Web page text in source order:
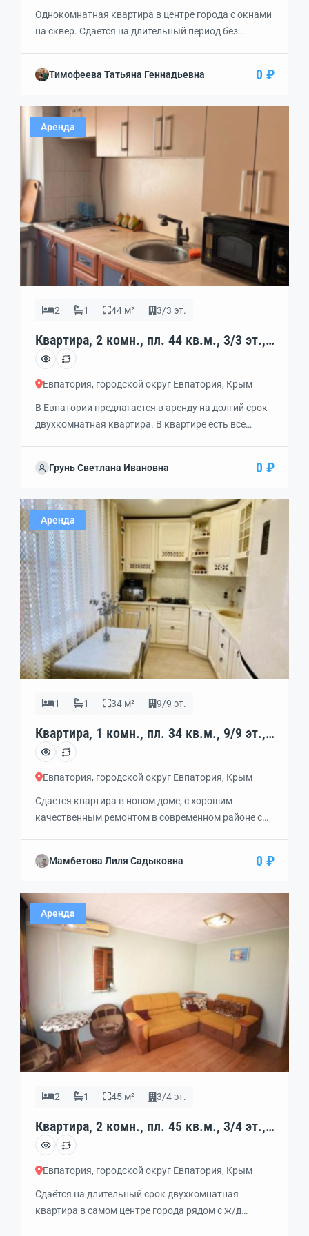
Однокомнатная квартира в центре города с окнами
на сквер. Сдается на длительный период без
— К набережной Горького примерно 1500 метров по
квартала. Очень тихо. — Рядом много разных
магазинов […]
Тимофеева Татьяна Геннадьевна 0 ₽
Аренда
2 1 44 м² 3/3 эт.
Квартира, 2 комн., пл. 44 кв.м., 3/3 эт.,
код: 462308
Евпатория, городской округ Евпатория, Крым
В Евпатории предлагается в аренду на долгий срок
двухкомнатная квартира. В квартире есть все
этаже. Рядом с домом удобная транспортная
детский сад. До моря прямо по улице. Показ в
удобное для вас время.
Грунь Светлана Ивановна 0 ₽
Аренда
1 1 34 м² 9/9 эт.
Квартира, 1 комн., пл. 34 кв.м., 9/9 эт.,
код: 340841
Евпатория, городской округ Евпатория, Крым
Сдается квартира в новом доме, с хорошим
качественным ремонтом в современном районе с
дорогая сантехника. В доме счётчики на отопление
продуктовый рынок, в трёх минутах ходьбы новая
школа и […]
Мамбетова Лиля Садыковна 0 ₽
Аренда
2 1 45 м² 3/4 эт.
Квартира, 2 комн., пл. 45 кв.м., 3/4 эт.,
код: 449655
Евпатория, городской округ Евпатория, Крым
Сдаётся на длительный срок двухкомнатная
квартира в самом центре города рядом с ж/д